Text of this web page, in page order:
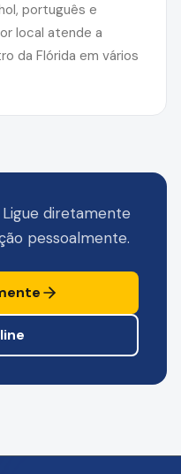
português e
local atende a
da Flórida em vários
diretamente
pessoalmente.